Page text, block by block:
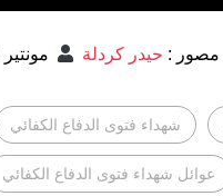
مصور : حيدر كردلة مونتير
شهداء فتوى الدفاع الكفائي
عوائل شهداء فتوى الدفاع الكفائي